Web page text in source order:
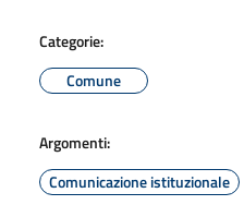
Categorie:
Comune
Argomenti:
Comunicazione istituzionale